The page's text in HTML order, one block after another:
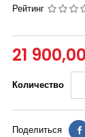
Рейтинг
21
Количество
Поделиться